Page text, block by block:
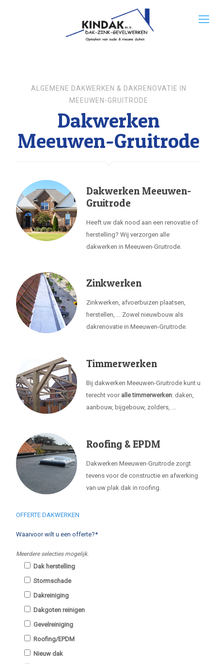
ALGEMENE DAKWERKEN & DAKRENOVATIE IN
MEEUWEN-GRUITRODE
Dakwerken
Meeuwen-Gruitrode
Dakwerken Meeuwen-
Gruitrode
Heeft uw dak nood aan een renovatie of
herstelling? Wij verzorgen alle
dakwerken in Meeuwen-Gruitrode.
Zinkwerken
Zinkwerken, afvoerbuizen plaatsen,
herstellen, ... Zowel nieuwbouw als
dakrenovatie in Meeuwen-Gruitrode.
Timmerwerken
Bij dakwerken Meeuwen-Gruitrode kunt u
terecht voor alle timmerwerken: daken,
aanbouw, bijgebouw, zolders, ...
Roofing & EPDM
Dakwerken Meeuwen-Gruitrode zorgt
tevens voor de constructie en afwerking
van uw plak dak in roofing.
OFFERTE DAKWERKEN
Waarvoor wilt u een offerte?*
Meerdere selecties mogelijk.
Dak herstelling
Stormschade
Dakreiniging
Dakgoten reinigen
Gevelreiniging
Roofing/EPDM
Nieuw dak